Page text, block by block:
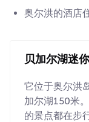
奥尔洪的酒店
贝加尔湖迷
它位于奥尔洪
加尔湖150米
的景点都在步